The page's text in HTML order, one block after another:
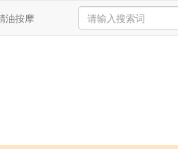
油按摩